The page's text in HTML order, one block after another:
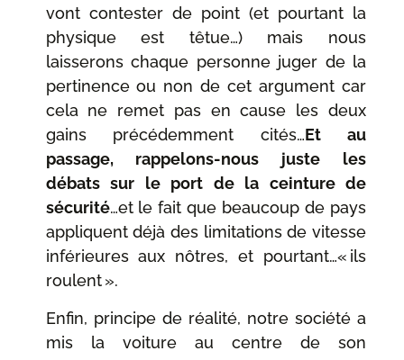
vont contester de point (et pourtant la
physique est têtue…) mais nous
laisserons chaque personne juger de la
pertinence ou non de cet argument car
cela ne remet pas en cause les deux
gains précédemment cités…Et au
passage, rappelons-nous juste les
débats sur le port de la ceinture de
sécurité…et le fait que beaucoup de pays
appliquent déjà des limitations de vitesse
inférieures aux nôtres, et pourtant…« ils
roulent ».
Enfin, principe de réalité, notre société a
mis la voiture au centre de son